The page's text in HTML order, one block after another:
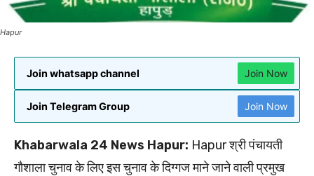
Hapur
Join whatsapp channel Join Now
Join Telegram Group Join Now
Khabarwala 24 News Hapur: Hapur श्री पंचायती
गौशाला चुनाव के लिए इस चुनाव के दिग्गज माने जाने वाली प्रमुख